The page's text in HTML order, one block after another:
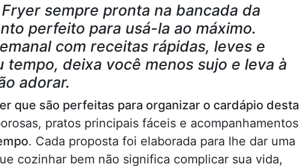
sempre pronta na bancada da
perfeito para usá-la ao máximo.
com receitas rápidas, leves e
deixa você menos sujo e leva à
adorar.
que são perfeitas para organizar o cardápio desta
pratos principais fáceis e acompanhamentos
. Cada proposta foi elaborada para lhe dar uma
cozinhar bem não significa complicar sua vida,